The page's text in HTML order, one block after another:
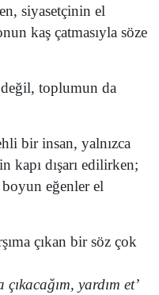
Sinop
Tekirdağ
Tokat
Tunceli
siyasetçinin el
kaş çatmasıyla söze
değil, toplumun da
bir insan, yalnızca
dışarı edilirken;
eğenler el
çıkan bir söz çok
çıkacağım, yardım et’